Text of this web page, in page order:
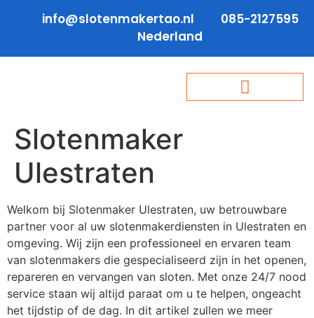
info@slotenmakertao.nl
085-2127595
Nederland
Slotenmaker
Ulestraten
Welkom bij Slotenmaker Ulestraten, uw betrouwbare
partner voor al uw slotenmakerdiensten in Ulestraten en
omgeving. Wij zijn een professioneel en ervaren team
van slotenmakers die gespecialiseerd zijn in het openen,
repareren en vervangen van sloten. Met onze 24/7 nood
service staan wij altijd paraat om u te helpen, ongeacht
het tijdstip of de dag. In dit artikel zullen we meer